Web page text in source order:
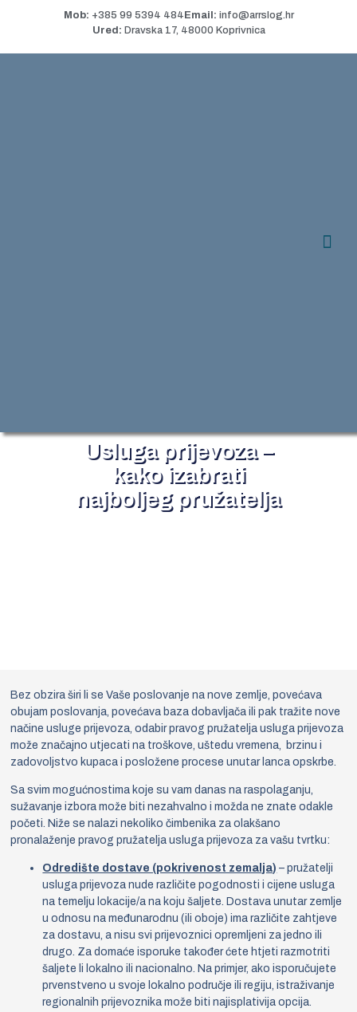
Mob: +385 99 5394 484 Email: info@arrslog.hr
Ured: Dravska 17, 48000 Koprivnica
Usluga prijevoza –
kako izabrati
najboljeg pružatelja
Bez obzira širi li se Vaše poslovanje na nove zemlje, povećava
obujam poslovanja, povećava baza dobavljača ili pak tražite nove
načine usluge prijevoza, odabir pravog pružatelja usluga prijevoza
može značajno utjecati na troškove, uštedu vremena, brzinu i
zadovoljstvo kupaca i posložene procese unutar lanca opskrbe.
Sa svim mogućnostima koje su vam danas na raspolaganju,
sužavanje izbora može biti nezahvalno i možda ne znate odakle
početi. Niže se nalazi nekoliko čimbenika za olakšano
pronalaženje pravog pružatelja usluga prijevoza za vašu tvrtku:
Odredište dostave (pokrivenost zemalja) – pružatelji
usluga prijevoza nude različite pogodnosti i cijene usluga
na temelju lokacije/a na koju šaljete. Dostava unutar zemlje
u odnosu na međunarodnu (ili oboje) ima različite zahtjeve
za dostavu, a nisu svi prijevoznici opremljeni za jedno ili
drugo. Za domaće isporuke također ćete htjeti razmotriti
šaljete li lokalno ili nacionalno. Na primjer, ako isporučujete
prvenstveno u svoje lokalno područje ili regiju, istraživanje
regionalnih prijevoznika može biti najisplativija opcija.